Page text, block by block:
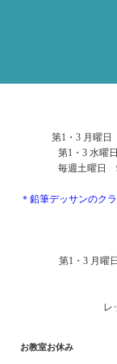
第1・3 月曜
第1・3 水
毎週土曜日
＊鉛筆デッサンのク
第1・3 月
レ
お教室お休み